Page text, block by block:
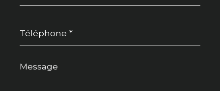
*
Message
*